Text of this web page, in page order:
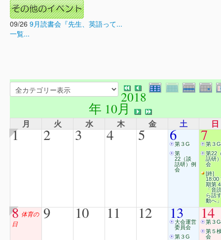
09/26 9月読書会『先生、英語って...
一覧...
2018
年 10月
月 火 水 木 金 土 日
1 2 3 4 5 6第３G
第
22（談
話研）例
会
7第３G
第22
話研
会
[終]
18:00
期第
「音
ら話
動へ
8 体育の
日
9 10 11 12 13
大会運営
委員会
第３G
14
第３G
第５
会